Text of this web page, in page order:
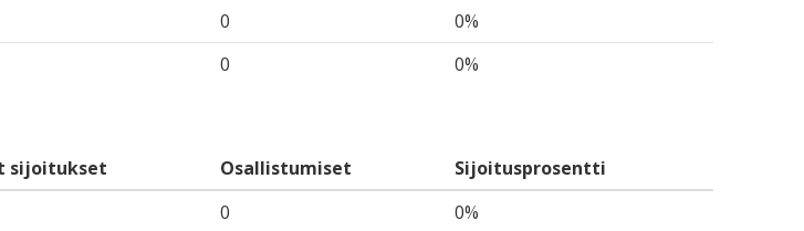
0
0%
0 0%
sijoitukset Osallistumiset
Sijoitusprosentti
0
0%